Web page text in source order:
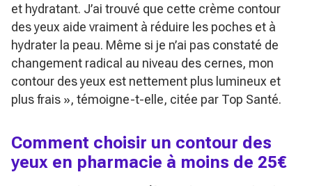
et hydratant. J’ai trouvé que cette crème contour
des yeux aide vraiment à réduire les poches et à
hydrater la peau. Même si je n’ai pas constaté de
changement radical au niveau des cernes, mon
contour des yeux est nettement plus lumineux et
plus frais », témoigne-t-elle, citée par Top Santé.
Comment choisir un contour des
yeux en pharmacie à moins de 25€